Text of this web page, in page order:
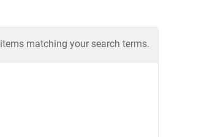
items matching your search terms.